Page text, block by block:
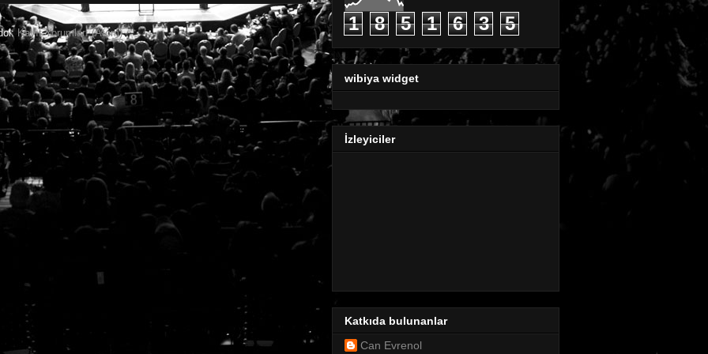
Kayıt Yorumları (Atom) 1 8 5 1 6 3 5
wibiya widget
İzleyiciler
Katkıda bulunanlar
Can Evrenol